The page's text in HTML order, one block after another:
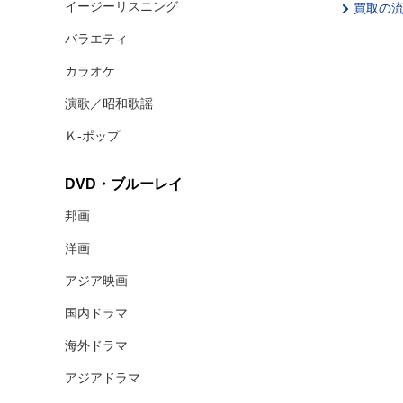
買取の
イージーリスニング
バラエティ
カラオケ
演歌／昭和歌謡
Ｋ‐ポップ
DVD・ブルーレイ
邦画
洋画
アジア映画
国内ドラマ
海外ドラマ
アジアドラマ